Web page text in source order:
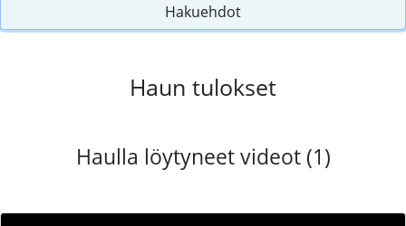
Hakuehdot
Haun tulokset
Haulla löytyneet videot (1)